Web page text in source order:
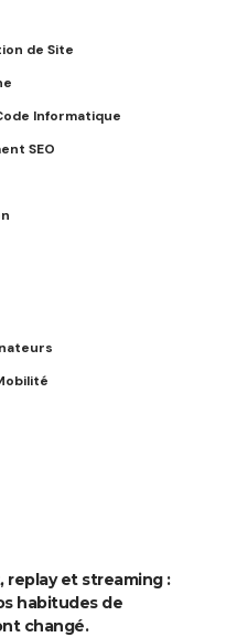
de Site
Informatique
SEO
replay et streaming :
habitudes de
changé.